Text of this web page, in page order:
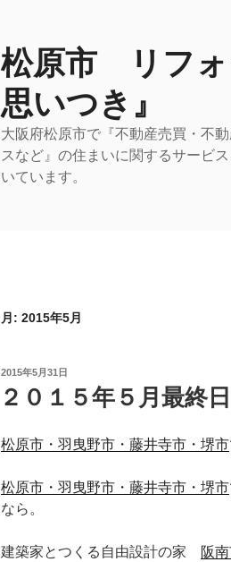
松原市 リフォ
思いつき』
大阪府松原市で『不動産売買・不
スなど』の住まいに関するサービ
いています。
月: 2015年5月
投
日:
2015年5月31日
２０１５年５月最終日
松原市・羽曳野市・藤井寺市・堺市
松原市・羽曳野市・藤井寺市・堺市
なら。
建築家とつくる自由設計の家 阪